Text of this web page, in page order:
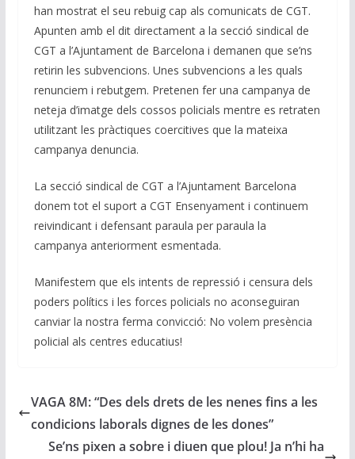
han mostrat el seu rebuig cap als comunicats de CGT.
Apunten amb el dit directament a la secció sindical de
CGT a l’Ajuntament de Barcelona i demanen que se’ns
retirin les subvencions. Unes subvencions a les quals
renunciem i rebutgem. Pretenen fer una campanya de
neteja d’imatge dels cossos policials mentre es retraten
utilitzant les pràctiques coercitives que la mateixa
campanya denuncia.
La secció sindical de CGT a l’Ajuntament Barcelona
donem tot el suport a CGT Ensenyament i continuem
reivindicant i defensant paraula per paraula la
campanya anteriorment esmentada.
Manifestem que els intents de repressió i censura dels
poders polítics i les forces policials no aconseguiran
canviar la nostra ferma convicció: No volem presència
policial als centres educatius!
VAGA 8M: “Des dels drets de les nenes fins a les
condicions laborals dignes de les dones”
Se’ns pixen a sobre i diuen que plou! Ja n’hi ha